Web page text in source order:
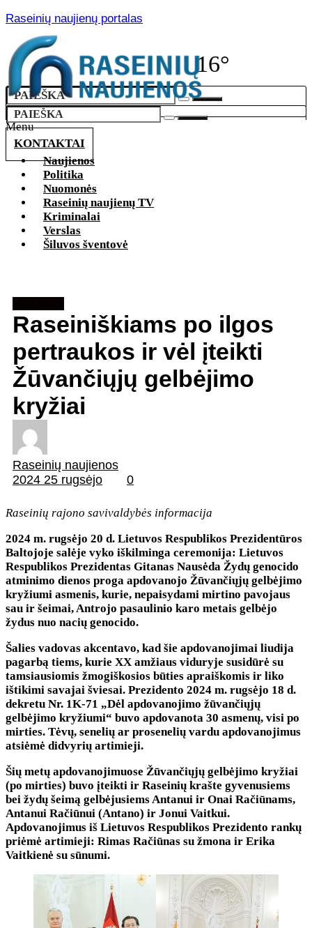
Raseinių naujienų portalas
16°
KONTAKTAI
Menu
Naujienos
Politika
Nuomonės
Raseinių naujienų TV
Kriminalai
Verslas
Šiluvos šventovė
Raseiniškiams po ilgos
pertraukos ir vėl įteikti
Žūvančiųjų gelbėjimo
kryžiai
Raseinių naujienos
2024 25 rugsėjo
0
Raseinių rajono savivaldybės informacija
2024 m. rugsėjo 20 d. Lietuvos Respublikos Prezidentūros
Baltojoje salėje vyko iškilminga ceremonija: Lietuvos
Respublikos Prezidentas Gitanas Nausėda Žydų genocido
atminimo dienos proga apdovanojo Žūvančiųjų gelbėjimo
kryžiumi asmenis, kurie, nepaisydami mirtino pavojaus
sau ir šeimai, Antrojo pasaulinio karo metais gelbėjo
žydus nuo nacių genocido.
Šalies vadovas akcentavo, kad šie apdovanojimai liudija
pagarbą tiems, kurie XX amžiaus viduryje susidūrė su
tamsiausiomis žmogiškosios būties apraiškomis ir liko
ištikimi savajai šviesai. Prezidento 2024 m. rugsėjo 18 d.
dekretu Nr. 1K-71 „Dėl apdovanojimo žūvančiųjų
gelbėjimo kryžiumi“ buvo apdovanota 30 asmenų, visi po
mirties. Tėvų, senelių ar prosenelių vardu apdovanojimus
atsiėmė didvyrių artimieji.
Šių metų apdovanojimuose Žūvančiųjų gelbėjimo kryžiai
(po mirties) buvo įteikti ir Raseinių krašte gyvenusiems
bei žydų šeimą gelbėjusiems Antanui ir Onai Račiūnams,
Antanui Račiūnui (Antano) ir Jonui Vaitkui.
Apdovanojimus iš Lietuvos Respublikos Prezidento rankų
priėmė artimieji: Rimas Račiūnas su žmona ir Erika
Vaitkienė su sūnumi.